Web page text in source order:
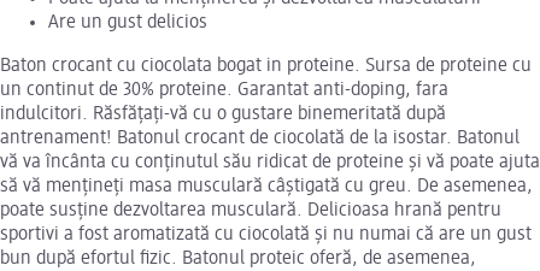
Are un gust delicios
Baton crocant cu ciocolata bogat in proteine. Sursa de proteine cu
un continut de 30% proteine. Garantat anti-doping, fara
indulcitori. Răsfățați-vă cu o gustare binemeritată după
antrenament! Batonul crocant de ciocolată de la isostar. Batonul
vă va încânta cu conținutul său ridicat de proteine și vă poate ajuta
să vă mențineți masa musculară câștigată cu greu. De asemenea,
poate susține dezvoltarea musculară. Delicioasa hrană pentru
sportivi a fost aromatizată cu ciocolată și nu numai că are un gust
bun după efortul fizic. Batonul proteic oferă, de asemenea,